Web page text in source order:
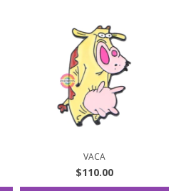
VACA
$110.00